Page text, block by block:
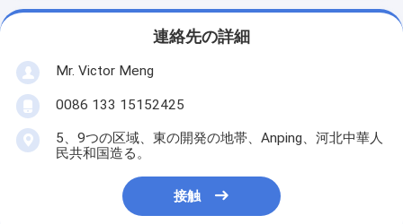
連絡先の詳細
Mr. Victor Meng
0086 133 15152425
5、9つの区域、東の開発の地帯、Anping、河北中華人
民共和国造る。
接触